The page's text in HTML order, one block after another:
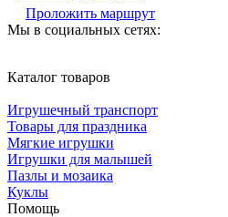
Проложить маршрут
Мы в социальных сетях:
Каталог товаров
Игрушечный транспорт
Товары для праздника
Мягкие игрушки
Игрушки для малышей
Пазлы и мозаика
Куклы
Помощь